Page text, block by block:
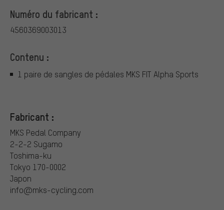
Numéro du fabricant :
4560369003013
Contenu :
1 paire de sangles de pédales MKS FIT Alpha Sports
Fabricant :
MKS Pedal Company
2-2-2 Sugamo
Toshima-ku
Tokyo 170-0002
Japon
info@mks-cycling.com